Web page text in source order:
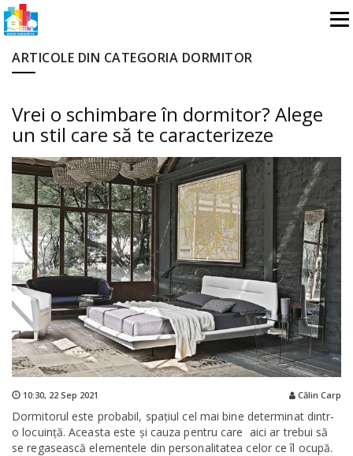
ARTICOLE DIN CATEGORIA DORMITOR
Vrei o schimbare în dormitor? Alege
un stil care să te caracterizeze
10:30, 22 Sep 2021 Călin Carp
Dormitorul este probabil, spaţiul cel mai bine determinat dintr-
o locuinţă. Aceasta este și cauza pentru care aici ar trebui să
se regasească elementele din personalitatea celor ce îl ocupă.